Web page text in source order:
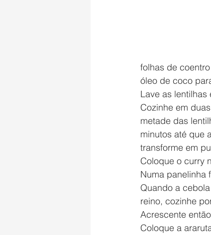
folhas de
óleo de coco
Lave as
Cozinhe em
metade das
minutos até que
transforme em
Coloque o curry
Numa panelinha
Quando a
reino, cozinhe
Acrescente
Coloque a